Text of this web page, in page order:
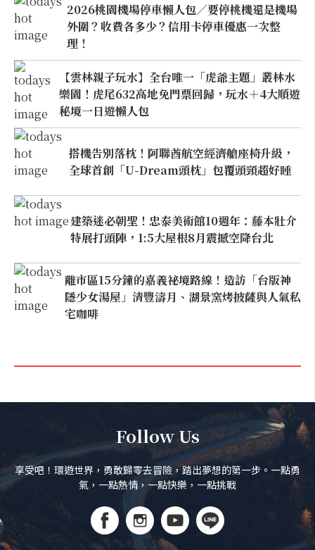
2026桃園機場停車懶人包／要停桃機還是機場
外圍？收費各多少？信用卡停車優惠一次整
理！
【雲林親子玩水】全台唯一「虎爺主題」叢林水
樂園！虎尾632高地免門票回歸，玩水＋4大順遊
秘境一日遊懶人包
搭機告別落枕！阿聯酋航空經濟艙座椅升級，
全球首創「U-Dream頭枕」包覆頭頸超好睡
建築迷必朝聖！忠泰美術館10週年：藤本壯介
特展打頭陣，1:5大屋根8月震撼空降台北
離市區15分鐘的嘉義祕境路線！造訪「台版神
隱少女湯屋」清豐濤月、湖景窯烤披薩與人氣私
宅咖啡
Follow Us
享受吧！環遊世界，勇敢歸零去冒險，踏出夢想的第一步。一點勇
氣，一點熱情，一點快樂，一點挑戰